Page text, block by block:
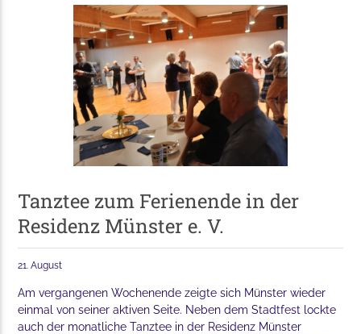
Tanztee zum Ferienende in der
Residenz Münster e. V.
21. August
Am vergangenen Wochenende zeigte sich Münster wieder
einmal von seiner aktiven Seite. Neben dem Stadtfest lockte
auch der monatliche Tanztee in der Residenz Münster